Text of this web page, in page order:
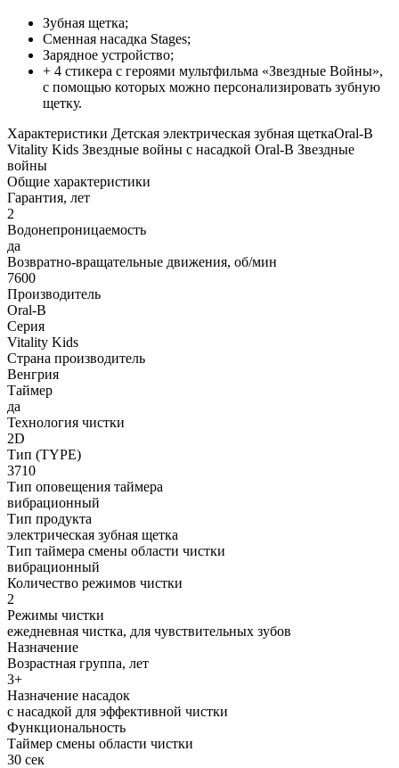
Зубная щетка;
Сменная насадка Stages;
Зарядное устройство;
+ 4 стикера с героями мультфильма «Звездные Войны»,
с помощью которых можно персонализировать зубную
щетку.
Характеристики Детская электрическая зубная щеткаOral-B
Vitality Kids Звездные войны с насадкой Oral-B Звездные
войны
Общие характеристики
Гарантия, лет
2
Водонепроницаемость
да
Возвратно-вращательные движения, об/мин
7600
Производитель
Oral-B
Серия
Vitality Kids
Страна производитель
Венгрия
Таймер
да
Технология чистки
2D
Тип (TYPE)
3710
Тип оповещения таймера
вибрационный
Тип продукта
электрическая зубная щетка
Тип таймера смены области чистки
вибрационный
Количество режимов чистки
2
Режимы чистки
ежедневная чистка, для чувствительных зубов
Назначение
Возрастная группа, лет
3+
Назначение насадок
с насадкой для эффективной чистки
Функциональность
Таймер смены области чистки
30 сек